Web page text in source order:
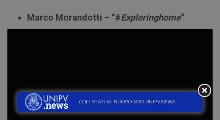
Marco Morandotti – “#Exploringhome“